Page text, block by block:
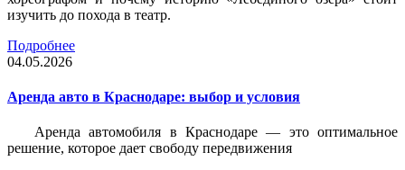
изучить до похода в театр.
Подробнее
04.05.2026
Аренда авто в Краснодаре: выбор и условия
Аренда автомобиля в Краснодаре — это оптимальное
решение, которое дает свободу передвижения